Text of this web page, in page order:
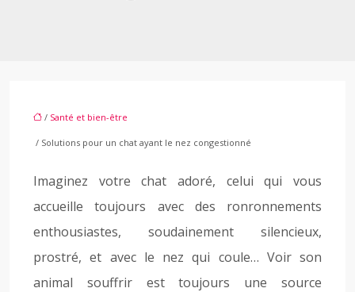
/ Santé et bien-être
/ Solutions pour un chat ayant le nez congestionné
Imaginez votre chat adoré, celui qui vous
accueille toujours avec des ronronnements
enthousiastes, soudainement silencieux,
prostré, et avec le nez qui coule… Voir son
animal souffrir est toujours une source